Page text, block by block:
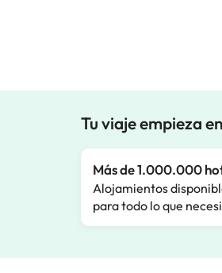
Tu viaje empieza
Más de 1.000.000
Alojamientos
para todo lo que